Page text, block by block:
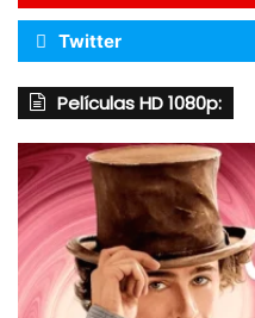
Twitter
Películas HD 1080p: